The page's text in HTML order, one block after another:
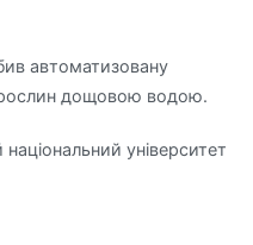
автоматизовану
дощовою водою.
університет